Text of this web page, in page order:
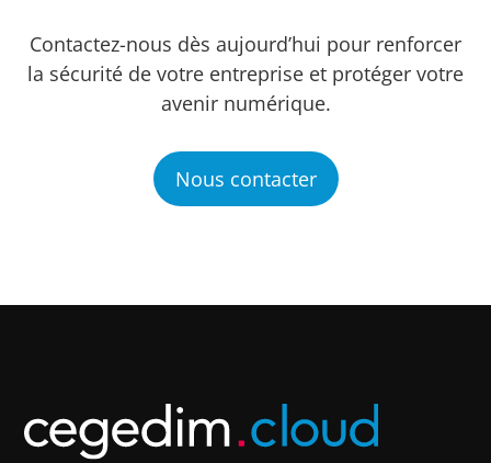
Contactez-nous dès aujourd’hui pour renforcer
la sécurité de votre entreprise et protéger votre
avenir numérique.
Nous contacter